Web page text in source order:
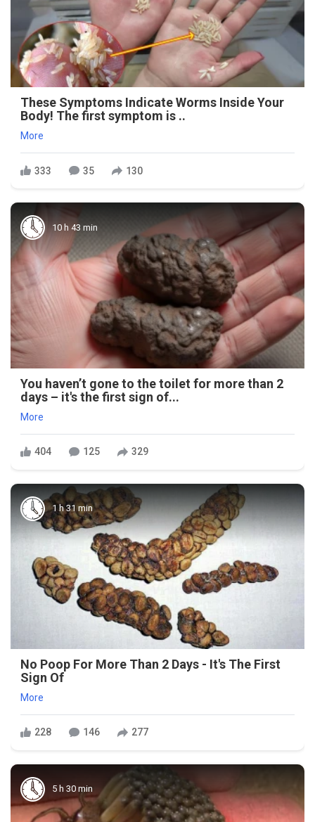
These Symptoms Indicate Worms Inside Your
Body! The first symptom is ..
More
333 35 130
10 h 43 min
You haven’t gone to the toilet for more than 2
days – it's the first sign of...
More
404 125 329
1 h 31 min
No Poop For More Than 2 Days - It's The First
Sign Of
More
228 146 277
5 h 30 min